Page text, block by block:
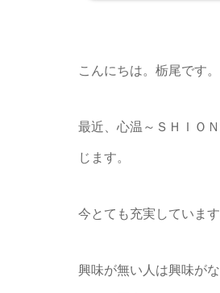
こんにちは。栃尾です。
最近、心温～ＳＨＩＯ
じます。
今とても充実しています
興味が無い人は興味が